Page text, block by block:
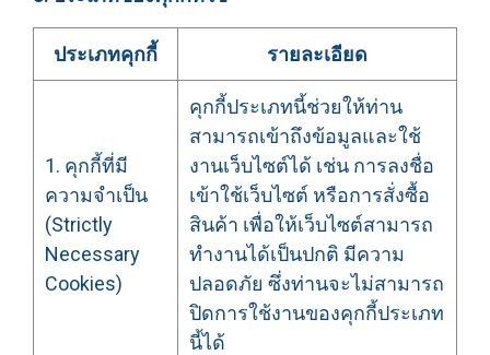
ประเภทคุกกี้ รายละเอียด
1. คุกกี้ที่มี
ความจำเป็น
(Strictly
Necessary
Cookies)
คุกกี้ประเภทนี้ช่วยให้ท่าน
สามารถเข้าถึงข้อมูลและใช้
งานเว็บไซต์ได้ เช่น การลงชื่อ
เข้าใช้เว็บไซต์ หรือการสั่งซื้อ
สินค้า เพื่อให้เว็บไซต์สามารถ
ทำงานได้เป็นปกติ มีความ
ปลอดภัย ซึ่งท่านจะไม่สามารถ
ปิดการใช้งานของคุกกี้ประเภท
นี้ได้